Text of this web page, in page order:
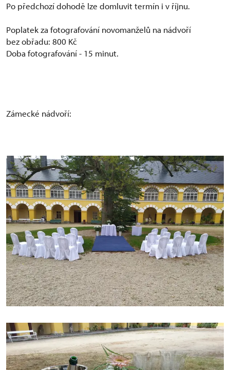
Po předchozí dohodě lze domluvit termín i v říjnu.
Poplatek za fotografování novomanželů na nádvoří
bez obřadu: 800 Kč
Doba fotografování - 15 minut.
Zámecké nádvoří: